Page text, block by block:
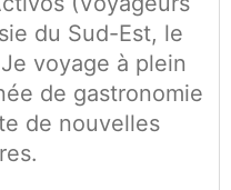
du Sud-Est, le
voyage à plein
de gastronomie
de nouvelles